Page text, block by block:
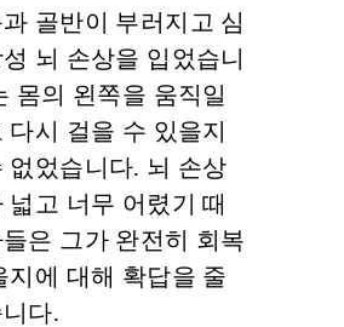
골반이 부러지고 심
뇌 손상을 입었습니
몸의 왼쪽을 움직일
다시 걸을 수 있을지
없었습니다. 뇌 손상
넓고 너무 어렸기 때
은 그가 완전히 회복
지에 대해 확답을 줄
다.